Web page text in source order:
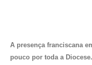
A presença franciscana
pouco por toda a